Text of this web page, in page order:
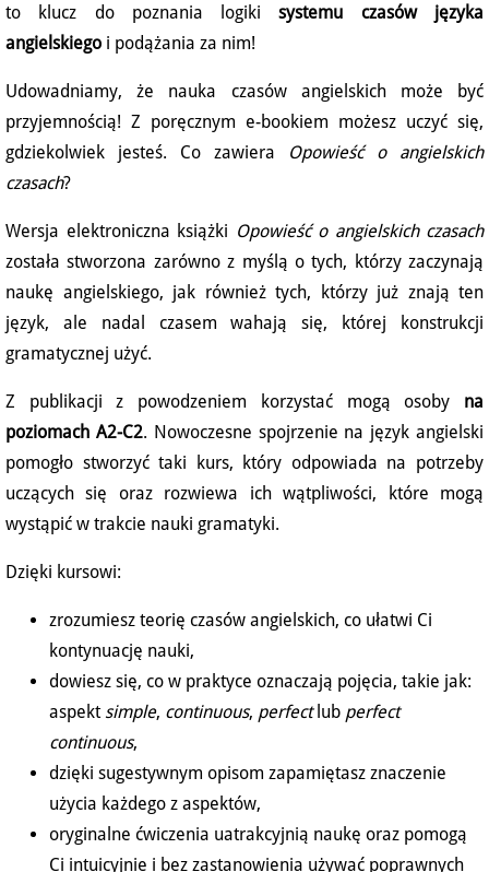
to klucz do poznania logikisystemu czasów języka
angielskiego i podążania za nim!
Udowadniamy, że nauka czasów angielskich może być
przyjemnością! Z poręcznym e-bookiem możesz uczyć się,
gdziekolwiek jesteś. Co zawiera
Opowieść o angielskich
czasach?
Wersja elektroniczna książki Opowieść o angielskich czasach
została stworzona zarówno z myślą o tych, którzy zaczynają
naukę angielskiego, jak również tych, którzy już znają ten
język, ale nadal czasem wahają się, której konstrukcji
gramatycznej użyć.
Z publikacji z powodzeniem korzystać mogą osoby na
poziomach A2-C2. Nowoczesne spojrzenie na język angielski
pomogło stworzyć taki kurs, który odpowiada na potrzeby
uczących się oraz rozwiewa ich wątpliwości, które mogą
wystąpić w trakcie nauki gramatyki.
Dzięki kursowi:
zrozumiesz teorię czasów angielskich, co ułatwi Ci
kontynuację nauki,
dowiesz się, co w praktyce oznaczają pojęcia, takie jak:
aspekt simple, continuous, perfectlub perfect
continuous,
dzięki sugestywnym opisom zapamiętasz znaczenie
użycia każdego z aspektów,
oryginalne ćwiczenia uatrakcyjnią naukę oraz pomogą
Ci intuicyjnie i bez zastanowienia używać poprawnych